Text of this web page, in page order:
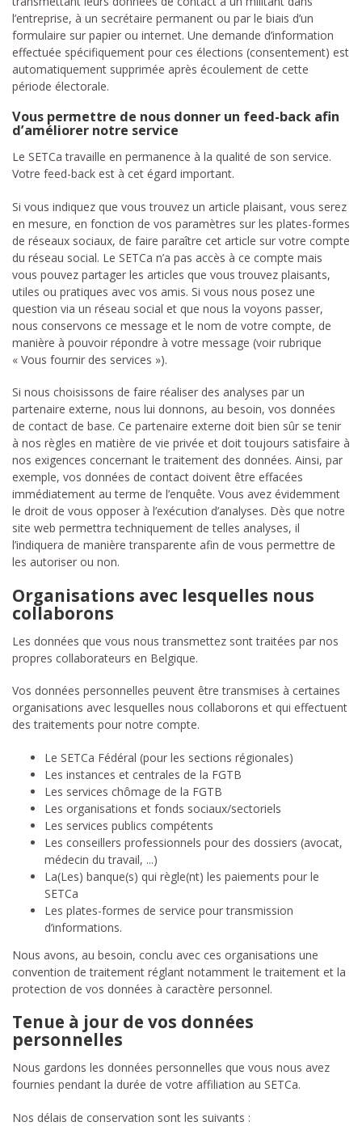
l’entreprise, à un secrétaire permanent ou par le biais d’un
formulaire sur papier ou internet. Une demande d’information
effectuée spécifiquement pour ces élections (consentement) est
automatiquement supprimée après écoulement de cette
période électorale.
Vous permettre de nous donner un feed-back afin
d’améliorer notre service
Le SETCa travaille en permanence à la qualité de son service.
Votre feed-back est à cet égard important.
Si vous indiquez que vous trouvez un article plaisant, vous serez
en mesure, en fonction de vos paramètres sur les plates-formes
de réseaux sociaux, de faire paraître cet article sur votre compte
du réseau social. Le SETCa n’a pas accès à ce compte mais
vous pouvez partager les articles que vous trouvez plaisants,
utiles ou pratiques avec vos amis. Si vous nous posez une
question via un réseau social et que nous la voyons passer,
nous conservons ce message et le nom de votre compte, de
manière à pouvoir répondre à votre message (voir rubrique
« Vous fournir des services »).
Si nous choisissons de faire réaliser des analyses par un
partenaire externe, nous lui donnons, au besoin, vos données
de contact de base. Ce partenaire externe doit bien sûr se tenir
à nos règles en matière de vie privée et doit toujours satisfaire à
nos exigences concernant le traitement des données. Ainsi, par
exemple, vos données de contact doivent être effacées
immédiatement au terme de l’enquête. Vous avez évidemment
le droit de vous opposer à l’exécution d’analyses. Dès que notre
site web permettra techniquement de telles analyses, il
l’indiquera de manière transparente afin de vous permettre de
les autoriser ou non.
Organisations avec lesquelles nous
collaborons
Les données que vous nous transmettez sont traitées par nos
propres collaborateurs en Belgique.
Vos données personnelles peuvent être transmises à certaines
organisations avec lesquelles nous collaborons et qui effectuent
des traitements pour notre compte.
Le SETCa Fédéral (pour les sections régionales)
Les instances et centrales de la FGTB
Les services chômage de la FGTB
Les organisations et fonds sociaux/sectoriels
Les services publics compétents
Les conseillers professionnels pour des dossiers (avocat,
médecin du travail, ...)
La(Les) banque(s) qui règle(nt) les paiements pour le
SETCa
Les plates-formes de service pour transmission
d’informations.
Nous avons, au besoin, conclu avec ces organisations une
convention de traitement réglant notamment le traitement et la
protection de vos données à caractère personnel.
Tenue à jour de vos données
personnelles
Nous gardons les données personnelles que vous nous avez
fournies pendant la durée de votre affiliation au SETCa.
Nos délais de conservation sont les suivants :